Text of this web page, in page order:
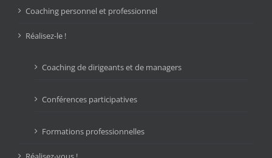
Coaching personnel et professionnel
Réalisez-le !
Coaching de dirigeants et de managers
Conférences participatives
Formations professionnelles